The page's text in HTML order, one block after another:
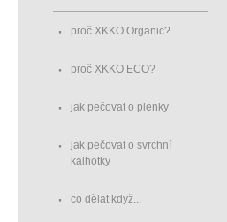
proč XKKO Organic?
proč XKKO ECO?
jak pečovat o plenky
jak pečovat o svrchní
kalhotky
co dělat když...